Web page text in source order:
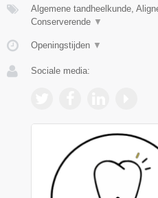
Algemene tandheelkunde,
Conserverende ▼
Openingstijden ▼
Sociale media: